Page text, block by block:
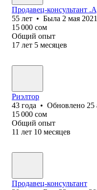
Продавец-консультант
55 лет • Была 2 мая 2021
15 000 сом
Общий опыт
17 лет 5 месяцев
Риэлтор
43 года • Обновлено 25
15 000 сом
Общий опыт
11 лет 10 месяцев
Продавец-консультант